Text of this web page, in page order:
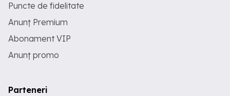
Puncte de fidelitate
Anunț Premium
Abonament VIP
Anunț promo
Parteneri